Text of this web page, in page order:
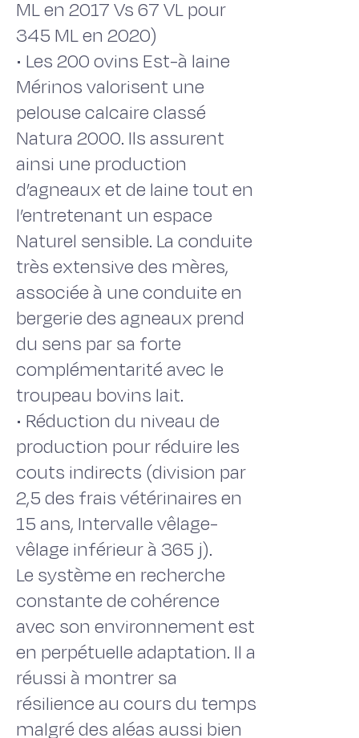
ML en 2017 Vs 67 VL pour
345 ML en 2020)
• Les 200 ovins Est-à laine
Mérinos valorisent une
pelouse calcaire classé
Natura 2000. Ils assurent
ainsi une production
d’agneaux et de laine tout en
l’entretenant un espace
Naturel sensible. La conduite
très extensive des mères,
associée à une conduite en
bergerie des agneaux prend
du sens par sa forte
complémentarité avec le
troupeau bovins lait.
• Réduction du niveau de
production pour réduire les
couts indirects (division par
2,5 des frais vétérinaires en
15 ans, Intervalle vêlage-
vêlage inférieur à 365 j).
Le système en recherche
constante de cohérence
avec son environnement est
en perpétuelle adaptation. Il a
réussi à montrer sa
résilience au cours du temps
malgré des aléas aussi bien